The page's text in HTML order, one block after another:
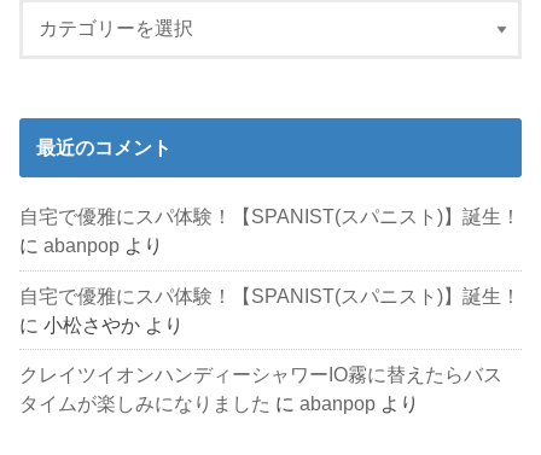
最近のコメント
自宅で優雅にスパ体験！【SPANIST(スパニスト)】誕生！
にabanpop より
自宅で優雅にスパ体験！【SPANIST(スパニスト)】誕生！
に小松さやか より
クレイツイオンハンディーシャワーIO霧に替えたらバス
タイムが楽しみになりました にabanpop より